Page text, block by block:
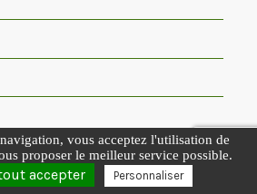
Tous les prix sont TTC
Maison BAUER 2020©
vous acceptez l'utilisation de
proposer le meilleur service possible.
accepter Personnaliser